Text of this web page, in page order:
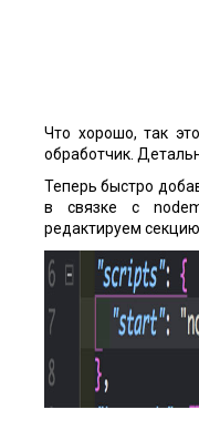
Что хорошо, так
обработчик.
Теперь быстро
в связке с
редактируем